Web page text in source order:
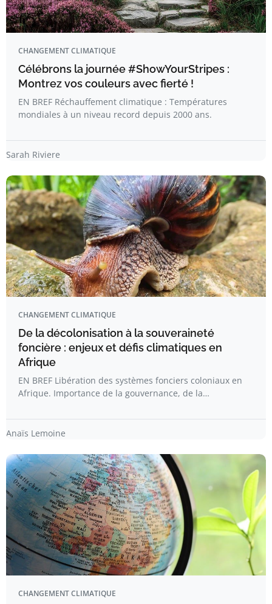
CHANGEMENT CLIMATIQUE
Célébrons la journée #ShowYourStripes :
Montrez vos couleurs avec fierté !
EN BREF Réchauffement climatique : Températures
mondiales à un niveau record depuis 2000 ans.
Sarah Riviere
CHANGEMENT CLIMATIQUE
De la décolonisation à la souveraineté
foncière : enjeux et défis climatiques en
Afrique
EN BREF Libération des systèmes fonciers coloniaux en
Afrique. Importance de la gouvernance, de la…
Anaïs Lemoine
CHANGEMENT CLIMATIQUE